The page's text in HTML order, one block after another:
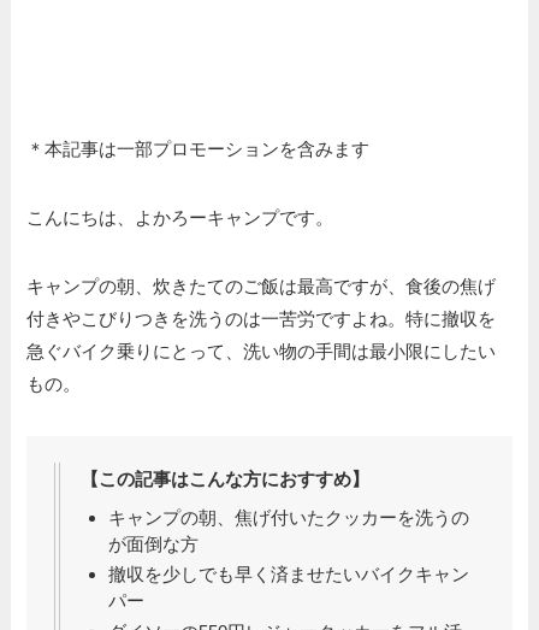
＊本記事は一部プロモーションを含みます
こんにちは、よかろーキャンプです。
キャンプの朝、炊きたてのご飯は最高ですが、食後の焦げ
付きやこびりつきを洗うのは一苦労ですよね。特に撤収を
急ぐバイク乗りにとって、洗い物の手間は最小限にしたい
もの。
【この記事はこんな方におすすめ】
キャンプの朝、焦げ付いたクッカーを洗うの
が面倒な方
撤収を少しでも早く済ませたいバイクキャン
パー